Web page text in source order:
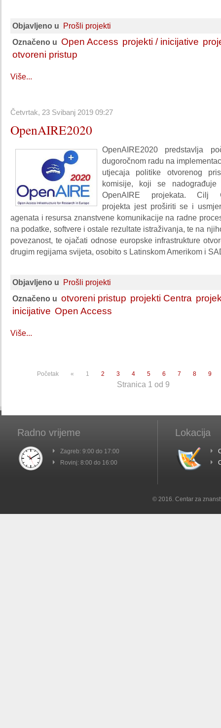
Objavljeno u Prošli projekti
Označeno u Open Access projekti / inicijative
otvoreni pristup
Više...
Četvrtak, 23 Svibanj 2019 09:27
OpenAIRE2020
OpenAIRE2020 predstavlja
dugoročnom radu na
utjecaja politike otvorenog
komisije, koji se nadograđuje
OpenAIRE projekata. Cilj
projekta jest proširiti se i
agenata i resursa znanstvene komunikacije na radne
na podatke, softvere i ostale rezultate istraživanja, te na
povezanost, te ojačati odnose europske infrastrukture
drugim regijama svijeta, osobito s Latinskom Amerikom i
Objavljeno u Prošli projekti
Označeno u otvoreni pristup projekti Centra
inicijative Open Access
Više...
Početak « 1 2 3 4 5 6 7 8 9
Stranica 1 od 9
Radno vrijeme
Zagreb: 9:00 do 17:00
Rovinj: 8:00 do 16:00
Lokacija
© 2016. Centar za